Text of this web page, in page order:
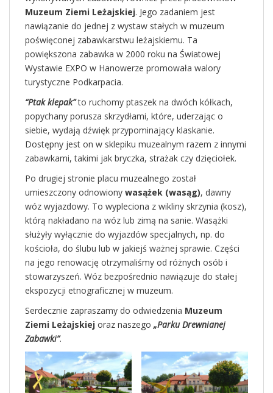
Muzeum Ziemi Leżajskiej. Jego zadaniem jest
nawiązanie do jednej z wystaw stałych w muzeum
poświęconej zabawkarstwu leżajskiemu. Ta
powiększona zabawka w 2000 roku na Światowej
Wystawie EXPO w Hanowerze promowała walory
turystyczne Podkarpacia.
“Ptak klepak”to ruchomy ptaszek na dwóch kółkach,
popychany porusza skrzydłami, które, uderzając o
siebie, wydają dźwięk przypominający klaskanie.
Dostępny jest on w sklepiku muzealnym razem z innymi
zabawkami, takimi jak bryczka, strażak czy dzięciołek.
Po drugiej stronie placu muzealnego został
umieszczony odnowiony wasążek (wasąg), dawny
wóz wyjazdowy. To wypleciona z wikliny skrzynia (kosz),
którą nakładano na wóz lub zimą na sanie. Wasążki
służyły wyłącznie do wyjazdów specjalnych, np. do
kościoła, do ślubu lub w jakiejś ważnej sprawie. Części
na jego renowację otrzymaliśmy od różnych osób i
stowarzyszeń. Wóz bezpośrednio nawiązuje do stałej
ekspozycji etnograficznej w muzeum.
Serdecznie zapraszamy do odwiedzenia Muzeum
Ziemi Leżajskiej oraz naszego „Parku Drewnianej
Zabawki”.